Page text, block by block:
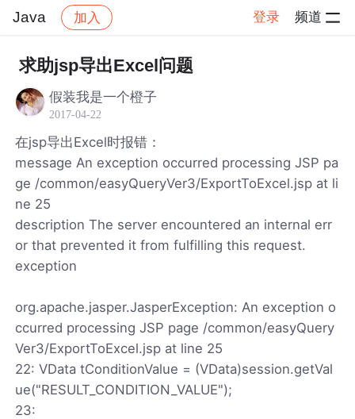
Java 加入 登录 频道
社区 Java 帖子详情
求助jsp导出Excel问题
假装我是一个橙子
2017-04-22
在jsp导出Excel时报错：
message An exception occurred processing JSP pa
ge /common/easyQueryVer3/ExportToExcel.jsp at li
ne 25
description The server encountered an internal err
or that prevented it from fulfilling this request.
exception
org.apache.jasper.JasperException: An exception o
ccurred processing JSP page /common/easyQuery
Ver3/ExportToExcel.jsp at line 25
22: VData tConditionValue = (VData)session.getVal
ue("RESULT_CONDITION_VALUE");
23: